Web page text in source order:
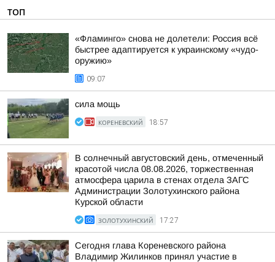
ТОП
«Фламинго» снова не долетели: Россия всё
быстрее адаптируется к украинскому «чудо-
оружию»
09:07
сила мощь
КОРЕНЕВСКИЙ 18:57
В солнечный августовский день, отмеченный
красотой числа 08.08.2026, торжественная
атмосфера царила в стенах отдела ЗАГС
Администрации Золотухинского района
Курской области
ЗОЛОТУХИНСКИЙ 17:27
Сегодня глава Кореневского района
Владимир Жилинков принял участие в